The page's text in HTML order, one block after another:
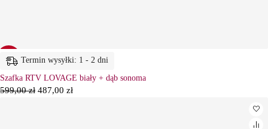
19% Termin wysyłki: 1 - 2 dni
Szafka RTV LOVAGE biały + dąb sonoma
599,00zł 487,00 zł